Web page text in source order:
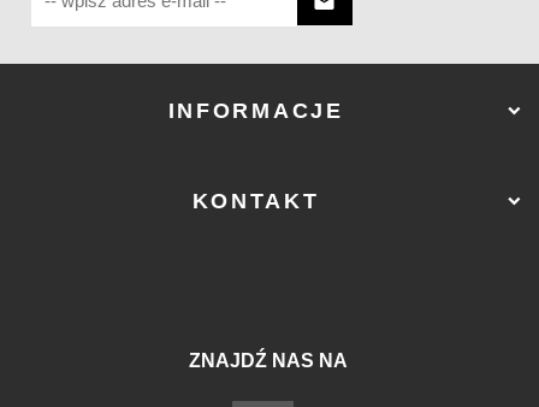
INFORMACJE
KONTAKT
sklep@ostry-sklep.pl
ZNAJDŹ NAS NA